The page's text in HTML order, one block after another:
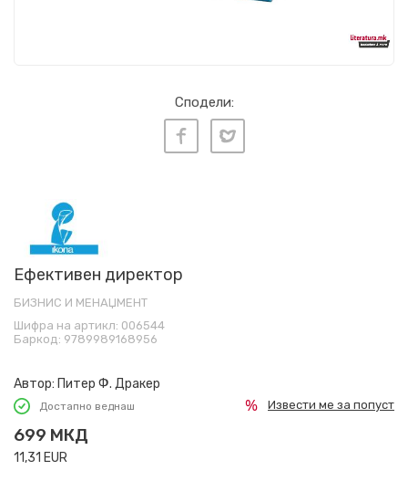
Сподели:
Ефективен директор
БИЗНИС И МЕНАЏМЕНТ
Шифра на артикл: 006544
Баркод: 9789989168956
Автор: Питер Ф. Дракер
Достапно веднаш
699 МКД
11,31 EUR
Извести ме за попуст